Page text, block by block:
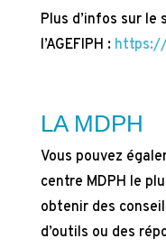
Plus d’infos sur le
l’AGEFIPH :
LA MDPH
Vous pouvez
centre MDPH le
obtenir des
d’outils ou des